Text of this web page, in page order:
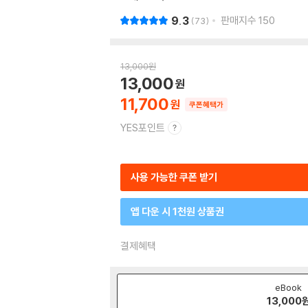
9.3 73 판매지수 150
13,000원
11,700
13,000
쿠폰혜택가
YES포인트
사용 가능한 쿠폰 받기
앱 다운 시 1천원 상품권
결제혜택
eBook
13,000